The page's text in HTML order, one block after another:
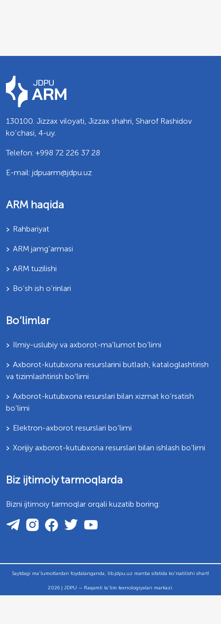
130100. Jizzax viloyati, Jizzax shahri, Sharof Rashidov
ko’chasi, 4-uy.
Telefon: +998 72 226 37 28
E-mail: jdpuarm@jdpu.uz
ARM haqida
Rahbariyat
ARM jamg’armasi
ARM tuzilishi
Bo’sh ish o’rinlari
Bo‘limlar
Ilmiy-uslubiy va axborot-ma’lumot bo‘limi
Axborot-kutubxona resurslarini butlash, kataloglashtirish
va tizimlashtirish bo‘limi
Axborot-kutubxona resurslari bilan xizmat ko‘rsatish
bo‘limi
Elektron-axborot resurslari bo‘limi
Xorijiy axborot-kutubxona resurslari bilan ishlash bo‘limi
Biz ijtimoiy tarmoqlarda
Bizni ijtimoiy tarmoqlar orqali kuzatib boring:
Saytdagi ma'lumotlardan foydalanganda, lib.jdpu.uz manba sifatida ko'rsatilishi shart!
2026 | JDPU — Raqamli ta'lim texnologiyalari markazi.